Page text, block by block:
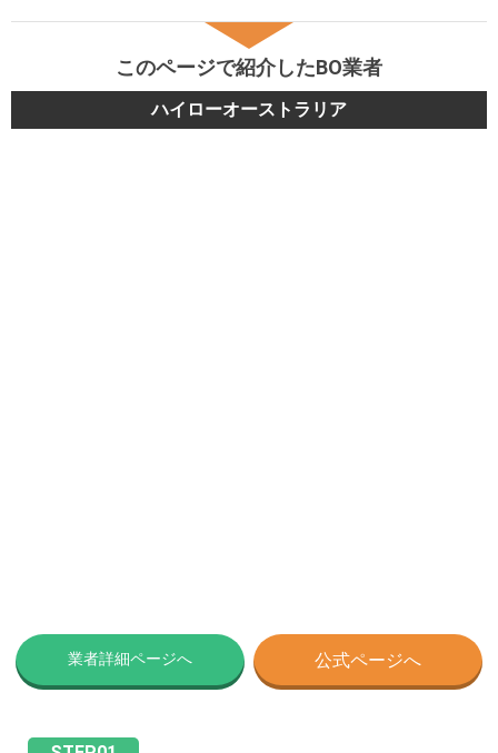
このページで紹介したBO業者
ハイローオーストラリア
業者詳細ページへ 公式ページへ